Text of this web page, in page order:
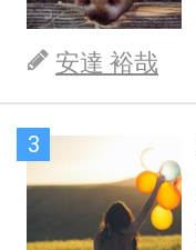
安達 裕哉
3